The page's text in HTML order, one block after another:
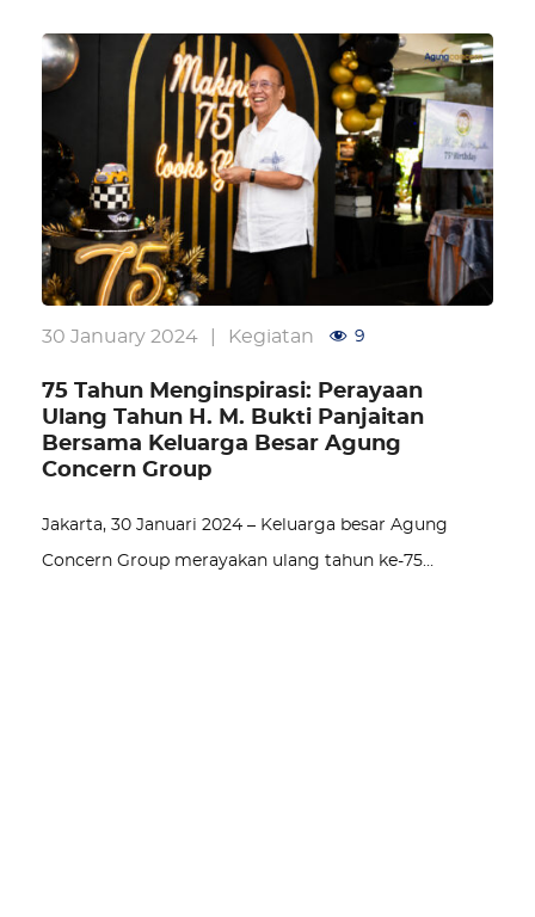
30 January 2024 Kegiatan 9
75 Tahun Menginspirasi: Perayaan
Ulang Tahun H. M. Bukti Panjaitan
Bersama Keluarga Besar Agung
Concern Group
Jakarta, 30 Januari 2024 – Keluarga besar Agung
Concern Group merayakan ulang tahun ke-75…